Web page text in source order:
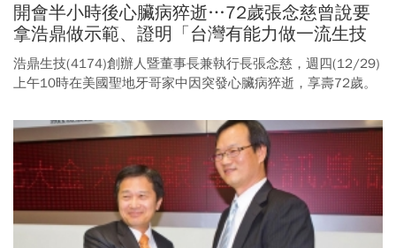
開會半小時後心臟病猝逝…72歲張念慈曾說要
拿浩鼎做示範、證明「台灣有能力做一流生技
業」！
浩鼎生技(4174)創辦人暨董事長兼執行長張念慈，週四(12/29)
上午10時在美國聖地牙哥家中因突發心臟病猝逝，享壽72歲。
美接獲噩耗，員工無比震驚，不敢置信。 張念慈生於1950年，
旅美數十年曾任職Merck、Sharp＆Dohme和Rhone-Poulen c
Rorer等世界知名藥廠。1993年他首先創辦第一家公司
Cinogen，隔年再創立健康食品公司Pharmanex，並將Cinogen併
入 Pharmanex，四年後Pharmanex以1.35億美元賣給美商如新
(NU SKIN)集團。1998年成立Optimer Pharmaceuticals，2002
年返台創立台灣浩鼎。 除了從事高風險的新藥研發，張念慈在